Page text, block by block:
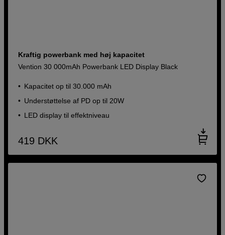
Kraftig powerbank med høj kapacitet
Vention 30 000mAh Powerbank LED Display Black
Kapacitet op til 30.000 mAh
Understøttelse af PD op til 20W
LED display til effektniveau
419 DKK